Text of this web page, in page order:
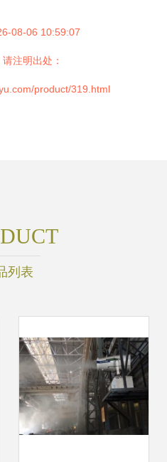
08-06 10:59:07
注明出处：
product/319.html
列表